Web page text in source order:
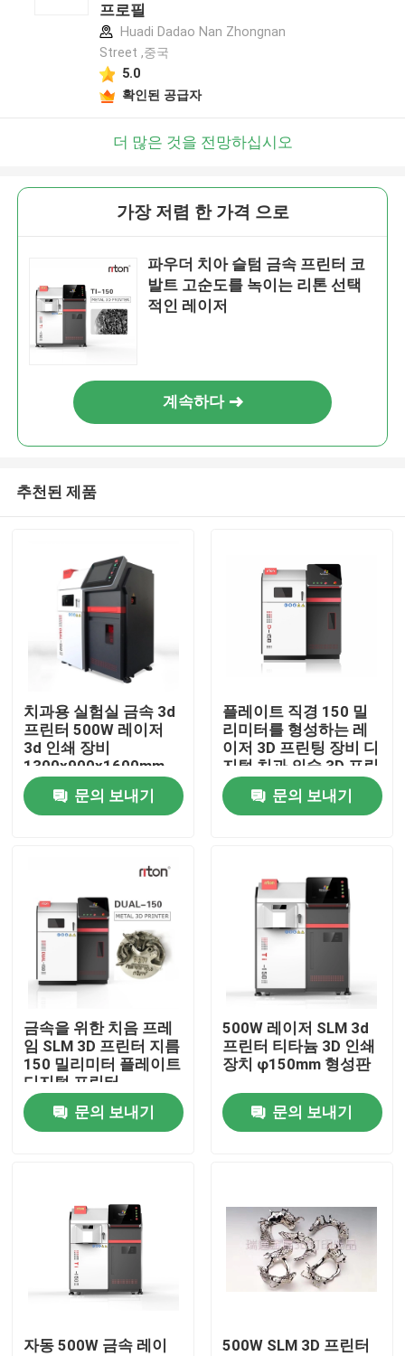
회사 소개
품질 관리
연락처
모든 케이스
레이저는 3D 프린터를 금속을 입힙니다
치아 금속 3D 프린터
프로필
Huadi Dadao Nan Zhongnan
Street ,중국
5.0
확인된 공급자
더 많은 것을 전망하십시오
가장 저렴 한 가격 으로
파우더 치아 슬텀 금속 프린터 코
발트 고순도를 녹이는 리톤 선택
적인 레이저
계속하다
추천된 제품
치과용 실험실 금속 3d
프린터 500W 레이저
3d 인쇄 장비
1300x900x1600mm
문의 보내기
플레이트 직경 150 밀
리미터를 형성하는 레
이저 3D 프린팅 장비 디
지털 치과 의술 3D 프린
터
문의 보내기
금속을 위한 치음 프레
임 SLM 3D 프린터 지름
150 밀리미터 플레이트
디지털 프린터
문의 보내기
500W 레이저 SLM 3d
프린터 티타늄 3D 인쇄
장치 φ150mm 형성판
문의 보내기
자동 500W 금속 레이
500W SLM 3D 프린터